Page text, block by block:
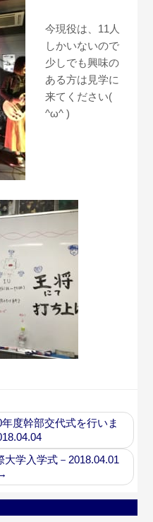
今現役は、11人
しかいないので
少しでも興味の
ある方は見学に
来てください(
^ω^ )
度幹部交代式を行いま
学入学式－2018.04.01